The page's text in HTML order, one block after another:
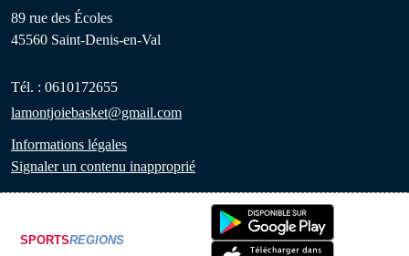
89 rue des Écoles
45560 Saint-Denis-en-Val
Tél. : 0610172655
lamontjoiebasket@gmail.com
Informations légales
Signaler un contenu inapproprié
SPORTSREGIONS